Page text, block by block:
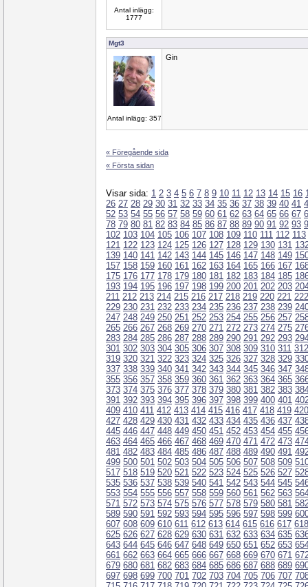
Antal inlägg:
1777
Mgt3
Antal inlägg: 357
Gin
« Föregående sida
« Första sidan
Visar sida: 1 2 3 4 5 6 7 8 9 10 11 12 13 14 15 16
26 27 28 29 30 31 32 33 34 35 36 37 38 39 40 41
52 53 54 55 56 57 58 59 60 61 62 63 64 65 66 67
78 79 80 81 82 83 84 85 86 87 88 89 90 91 92 93
102 103 104 105 106 107 108 109 110 111 112 113
121 122 123 124 125 126 127 128 129 130 131
139 140 141 142 143 144 145 146 147 148 149
157 158 159 160 161 162 163 164 165 166 167
175 176 177 178 179 180 181 182 183 184 185
193 194 195 196 197 198 199 200 201 202 203
211 212 213 214 215 216 217 218 219 220 221 222
229 230 231 232 233 234 235 236 237 238 239
247 248 249 250 251 252 253 254 255 256 257
265 266 267 268 269 270 271 272 273 274 275
283 284 285 286 287 288 289 290 291 292 293
301 302 303 304 305 306 307 308 309 310 311 312
319 320 321 322 323 324 325 326 327 328 329
337 338 339 340 341 342 343 344 345 346 347
355 356 357 358 359 360 361 362 363 364 365
373 374 375 376 377 378 379 380 381 382 383
391 392 393 394 395 396 397 398 399 400 401
409 410 411 412 413 414 415 416 417 418 419 420
427 428 429 430 431 432 433 434 435 436 437
445 446 447 448 449 450 451 452 453 454 455
463 464 465 466 467 468 469 470 471 472 473
481 482 483 484 485 486 487 488 489 490 491
499 500 501 502 503 504 505 506 507 508 509
517 518 519 520 521 522 523 524 525 526 527
535 536 537 538 539 540 541 542 543 544 545
553 554 555 556 557 558 559 560 561 562 563
571 572 573 574 575 576 577 578 579 580 581
589 590 591 592 593 594 595 596 597 598 599
607 608 609 610 611 612 613 614 615 616 617 618
625 626 627 628 629 630 631 632 633 634 635
643 644 645 646 647 648 649 650 651 652 653
661 662 663 664 665 666 667 668 669 670 671
679 680 681 682 683 684 685 686 687 688 689
697 698 699 700 701 702 703 704 705 706 707